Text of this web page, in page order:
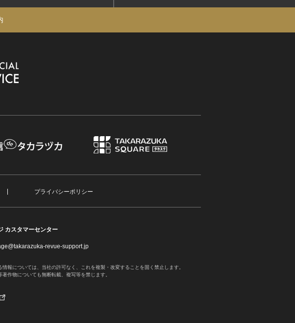
プライバシーポリシー
カスタマーセンター
revue-support.jp
報については、当社の許可なく、これを複製・改変することを固く禁止します。
作物についても無断転載、複写等を禁じます。